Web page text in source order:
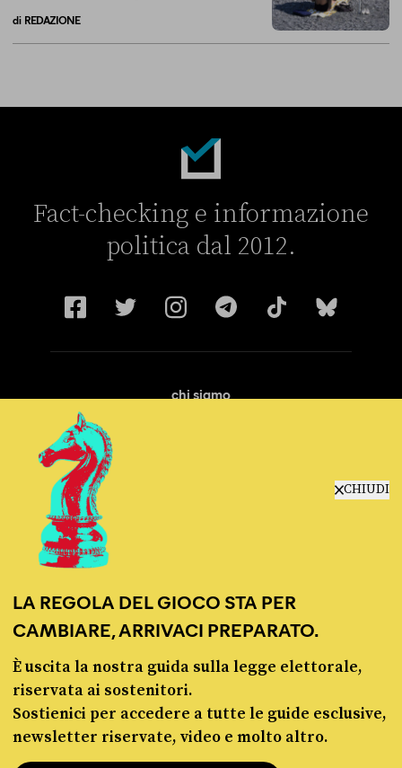
CHIUDI
LA REGOLA DEL GIOCO STA PER
CAMBIARE, ARRIVACI PREPARATO.
È uscita la nostra guida sulla legge elettorale,
riservata ai sostenitori.
Sostienici per accedere a tutte le guide esclusive,
newsletter riservate, video e molto altro.
di REDAZIONE
Fact-checking e informazione
politica dal 2012.
chi siamo
© Pagella Politica 2012 - 2026
Pagella Politica è una testata registrata presso il Tribunale di Milano, n. 55 del 8
marzo 2021. ISSN 2974-9387